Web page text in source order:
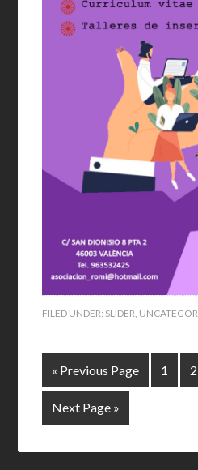
FILED UNDER: SLIDER,
« Previous Page 1 2
Next Page »